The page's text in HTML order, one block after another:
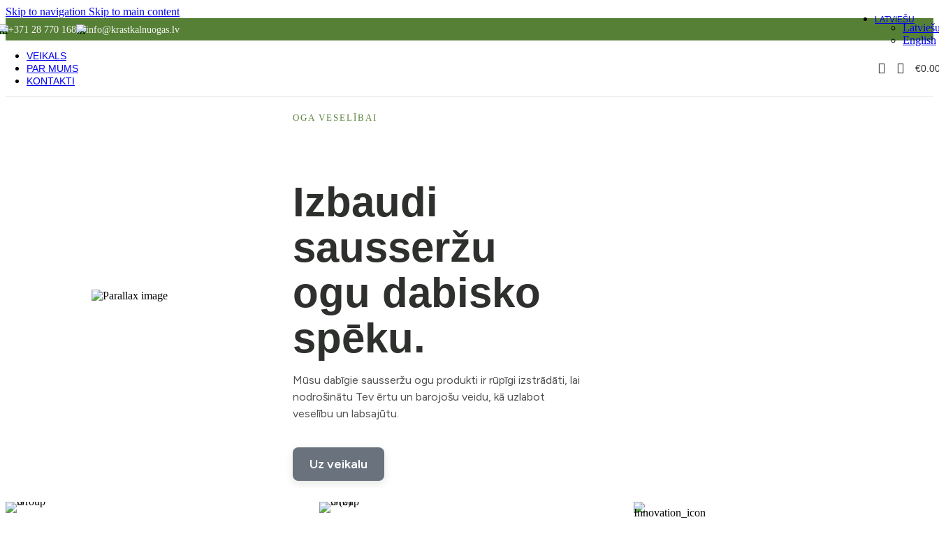
Skip to navigation Skip to main content
+371 28 770 168 info@krastkalnuogas.lv
LATVIEŠU
English
VEIKALS
PAR MUMS
KONTAKTI
€
OGA VESELĪBAI
Izbaudi
sausseržu
ogu dabisko
spēku.
Mūsu dabīgie sausseržu ogu produkti ir rūpīgi izstrādāti, lai
nodrošinātu Tev ērtu un barojošu veidu, kā uzlabot
veselību un labsajūtu.
Uz veikalu